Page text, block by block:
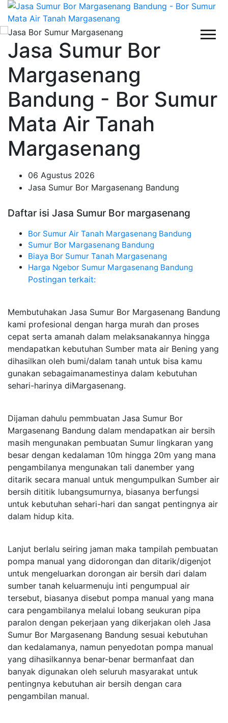
Jasa Sumur Bor
Margasenang
Bandung - Bor Sumur
Mata Air Tanah
Margasenang
06 Agustus 2026
Jasa Sumur Bor Margasenang Bandung
Daftar isi Jasa Sumur Bor margasenang
Bor Sumur Air Tanah Margasenang Bandung
Sumur Bor Margasenang Bandung
Biaya Bor Sumur Tanah Margasenang
Harga Ngebor Sumur Margasenang Bandung
Postingan terkait:
Membutuhakan Jasa Sumur Bor Margasenang Bandung
kami profesional dengan harga murah dan proses
cepat serta amanah dalam melaksanakannya hingga
mendapatkan kebutuhan Sumber mata air Bening yang
dihasilkan oleh bumi/dalam tanah untuk bisa kamu
gunakan sebagaimanamestinya dalam kebutuhan
sehari-harinya diMargasenang.
Dijaman dahulu pemmbuatan Jasa Sumur Bor
Margasenang Bandung dalam mendapatkan air bersih
masih mengunakan pembuatan Sumur lingkaran yang
besar dengan kedalaman 10m hingga 20m yang mana
pengambilanya mengunakan tali danember yang
ditarik secara manual untuk mengumpulkan Sumber air
bersih dititik lubangsumurnya, biasanya berfungsi
untuk kebutuhan sehari-hari dan sangat pentingnya air
dalam hidup kita.
Lanjut berlalu seiring jaman maka tampilah pembuatan
pompa manual yang didorongan dan ditarik/digenjot
untuk mengeluarkan dorongan air bersih dari dalam
sumber tanah keluarmenuju inti pengumpual air
tersebut, biasanya disebut pompa manual yang mana
cara pengambilanya melalui lobang seukuran pipa
paralon dengan pekerjaan yang dikerjakan oleh Jasa
Sumur Bor Margasenang Bandung sesuai kebutuhan
dan kedalamanya, namun penyedotan pompa manual
yang dihasilkannya benar-benar bermanfaat dan
banyak digunakan oleh seluruh masyarakat untuk
pentingnya kebutuhan air bersih dengan cara
pengambilan manual.